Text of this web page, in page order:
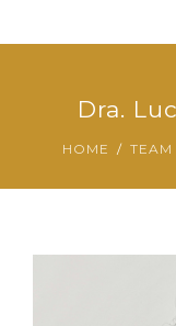
BLOG
SERVICIOS
Dra.
HOME TEAM